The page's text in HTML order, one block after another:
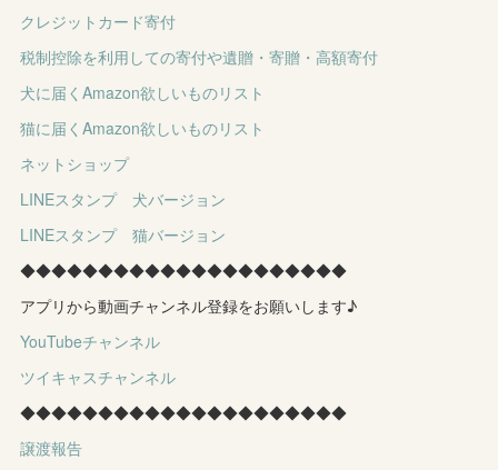
クレジットカード寄付
税制控除を利用しての寄付や遺贈・寄贈・高額寄付
犬に届くAmazon欲しいものリスト
猫に届くAmazon欲しいものリスト
ネットショップ
LINEスタンプ 犬バージョン
LINEスタンプ 猫バージョン
◆◆◆◆◆◆◆◆◆◆◆◆◆◆◆◆◆◆◆◆◆
アプリから動画チャンネル登録をお願いします♪
YouTubeチャンネル
ツイキャスチャンネル
◆◆◆◆◆◆◆◆◆◆◆◆◆◆◆◆◆◆◆◆◆
譲渡報告